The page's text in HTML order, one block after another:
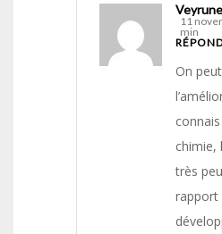
11
min
On
chimie,
très
rapport